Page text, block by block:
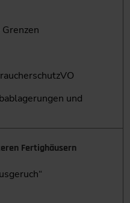
und
Fertighäusern